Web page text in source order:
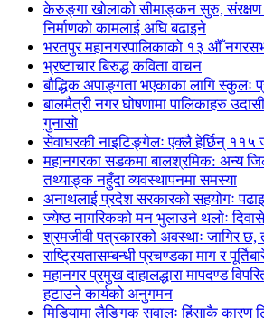
केरुङ्गा खोलाको सीमाङ्कन सुरु, संरक्षण र
निर्माणको कामलाई अघि बढाइने
भरतपुर महानगरपालिकाको १३ औँ
भ्रष्टाचार बिरुद्ध कविता वाचन
बौद्धिक अपाङ्गता भएकाका लागि स्कुलः
बालमैत्री नगर घोषणामा पालिकाहरु
गुनासो
सेवाघरकी नाइटिङ्गेलः एक्लै हेर्छिन् ११५
महानगरका सडकमा बालश्रमिक: अन्य
तथ्याङ्क नहुँदा व्यवस्थापनमा समस्या
अनाथलाई प्रदेश सरकारको सहयोगः
ज्येष्ठ नागरिकको मन भुलाउने थलोः
श्रमजीवी पत्रकारको अवस्थाः जागिर
राष्ट्रियतासम्बन्धी प्रचण्डका माग र
महानगर प्रमुख दाहालद्धारा मापदण्ड
हटाउने कार्यको अनुगमन
मिडियामा लैङ्गिक सवालः हिंसाकै कारण